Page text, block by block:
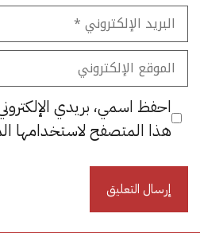
البريد
الإلكتروني
الموقع
الإلكتروني
احفظ اسمي، بريدي
هذا المتصفح لاستخدامها